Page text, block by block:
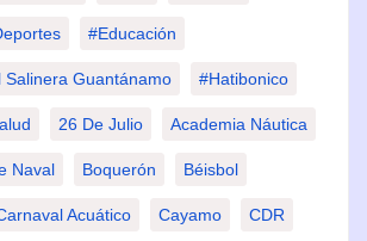
#Educación
Salinera Guantánamo #Hatibonico
26 De Julio Academia Náutica
Naval Boquerón Béisbol
Acuático Cayamo CDR